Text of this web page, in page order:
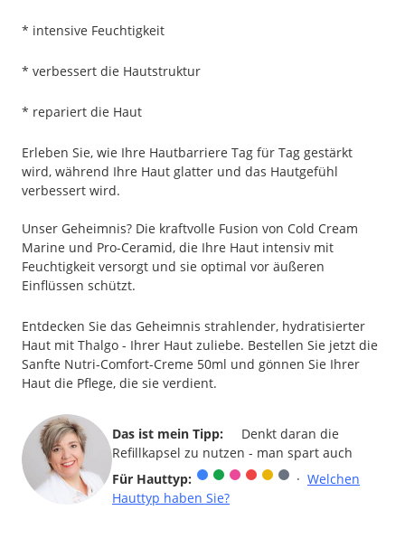
* intensive Feuchtigkeit
* verbessert die Hautstruktur
* repariert die Haut
Erleben Sie, wie Ihre Hautbarriere Tag für Tag gestärkt
wird, während Ihre Haut glatter und das Hautgefühl
verbessert wird.
Unser Geheimnis? Die kraftvolle Fusion von Cold Cream
Marine und Pro-Ceramid, die Ihre Haut intensiv mit
Feuchtigkeit versorgt und sie optimal vor äußeren
Einflüssen schützt.
Entdecken Sie das Geheimnis strahlender, hydratisierter
Haut mit Thalgo - Ihrer Haut zuliebe. Bestellen Sie jetzt die
Sanfte Nutri-Comfort-Creme 50ml und gönnen Sie Ihrer
Haut die Pflege, die sie verdient.
Das ist mein Tipp:
Denkt daran die
Refillkapsel zu nutzen - man spart auch
Für Hauttyp:
· Welchen
Hauttyp haben Sie?